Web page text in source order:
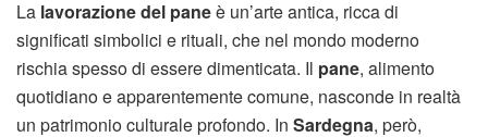
La lavorazione del paneè un’arte antica, ricca di
significati simbolici e rituali, che nel mondo moderno
rischia spesso di essere dimenticata. Il pane, alimento
quotidiano e apparentemente comune, nasconde in realtà
un patrimonio culturale profondo. In Sardegna, però,